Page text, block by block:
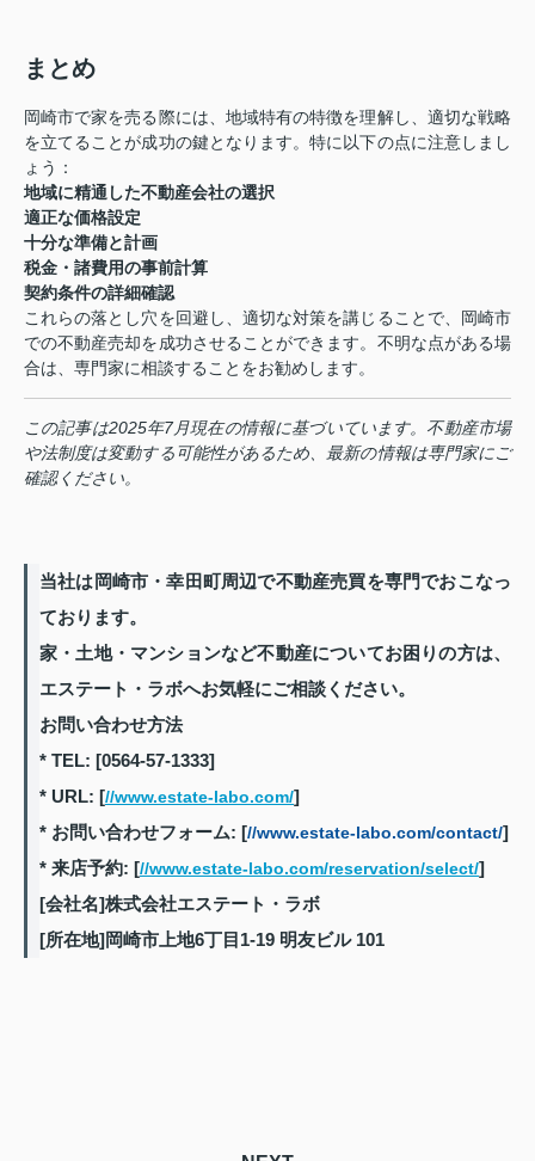
まとめ
岡崎市で家を売る際には、地域特有の特徴を理解し、適切な戦略
を立てることが成功の鍵となります。特に以下の点に注意しまし
ょう：
地域に精通した不動産会社の選択
適正な価格設定
十分な準備と計画
税金・諸費用の事前計算
契約条件の詳細確認
これらの落とし穴を回避し、適切な対策を講じることで、岡崎市
での不動産売却を成功させることができます。不明な点がある場
合は、専門家に相談することをお勧めします。
この記事は2025年7月現在の情報に基づいています。不動産市場
や法制度は変動する可能性があるため、最新の情報は専門家にご
確認ください。
当社は岡崎市・幸田町周辺で不動産売買を専門でおこなっ
ております。
家・土地・マンションなど不動産についてお困りの方は、
エステート・ラボへお気軽にご相談ください。
お問い合わせ方法
* TEL: [0564-57-1333]
* URL: [//www.estate-labo.com/]
* お問い合わせフォーム: [//www.estate-labo.com/contact/]
* 来店予約: [//www.estate-labo.com/reservation/select/]
[会社名]株式会社エステート・ラボ
[所在地]岡崎市上地6丁目1-19 明友ビル 101